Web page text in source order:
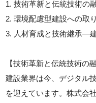
1. 技術革新と伝統技術の
2. 環境配慮型建設への取
3. 人材育成と技術継承—
【技術革新と伝統技術の
建設業界は今、デジタル
を迎えています。株式会